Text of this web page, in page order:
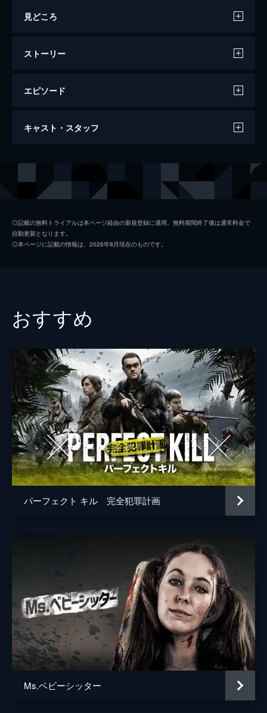
見どころ
ストーリー
エピソード
ザ・パージ 魔法少女狩り
キャスト・スタッフ
アビゲイル・コーウェン
脚本
音楽 ブリッツ//ベルリン
製作 モーリス・ファディダ
エリック・Ｂ・フライシュマン
◎記載の無料トライアルは本ページ経由の新規登録に適用。無料期間終了後は通常料金で
自動更新となります。
◎本ページに記載の情報は、2026年8月現在のものです。
おすすめ
パーフェクト キル 完全犯罪計画
Ms.ベビーシッター